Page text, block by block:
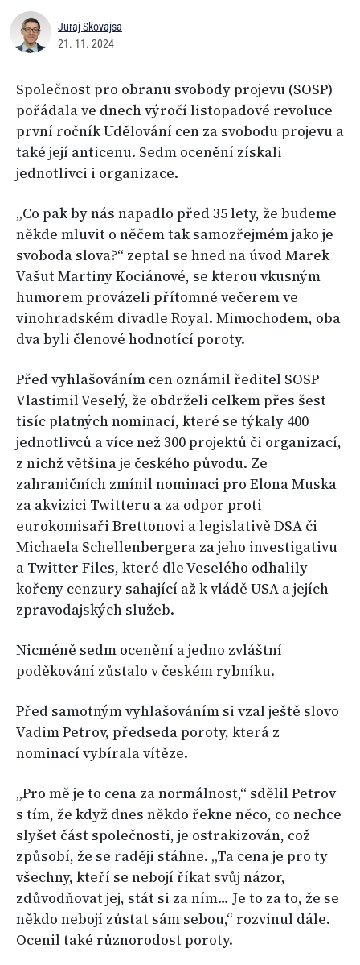
Juraj Skovajsa
21. 11. 2024
Společnost pro obranu svobody projevu (SOSP)
pořádala ve dnech výročí listopadové revoluce
první ročník Udělování cen za svobodu projevu a
také její anticenu. Sedm ocenění získali
jednotlivci i organizace.
„Co pak by nás napadlo před 35 lety, že budeme
někde mluvit o něčem tak samozřejmém jako je
svoboda slova?“ zeptal se hned na úvod Marek
Vašut Martiny Kociánové, se kterou vkusným
humorem provázeli přítomné večerem ve
vinohradském divadle Royal. Mimochodem, oba
dva byli členové hodnotící poroty.
Před vyhlašováním cen oznámil ředitel SOSP
Vlastimil Veselý, že obdrželi celkem přes šest
tisíc platných nominací, které se týkaly 400
jednotlivců a více než 300 projektů či organizací,
z nichž většina je českého původu. Ze
zahraničních zmínil nominaci pro Elona Muska
za akvizici Twitteru a za odpor proti
eurokomisaři Brettonovi a legislativě DSA či
Michaela Schellenbergera za jeho investigativu
a Twitter Files, které dle Veselého odhalily
kořeny cenzury sahající až k vládě USA a jejích
zpravodajských služeb.
Nicméně sedm ocenění a jedno zvláštní
poděkování zůstalo v českém rybníku.
Před samotným vyhlašováním si vzal ještě slovo
Vadim Petrov, předseda poroty, která z
nominací vybírala vítěze.
„Pro mě je to cena za normálnost,“ sdělil Petrov
s tím, že když dnes někdo řekne něco, co nechce
slyšet část společnosti, je ostrakizován, což
způsobí, že se raději stáhne. „Ta cena je pro ty
všechny, kteří se nebojí říkat svůj názor,
zdůvodňovat jej, stát si za ním… Je to za to, že se
někdo nebojí zůstat sám sebou,“ rozvinul dále.
Ocenil také různorodost poroty.